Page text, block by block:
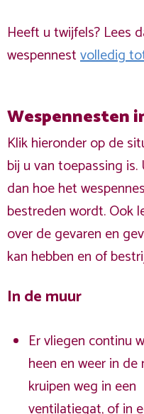
Heeft u twijfels? Lees
wespennestvolledig
Wespennesten
Klik hieronder op de
bij u van toepassing is.
dan hoe het
bestreden wordt. Ook
over de gevaren en
kan hebben en of
In de muur
Er vliegen continu
heen en weer in de
kruipen weg in een